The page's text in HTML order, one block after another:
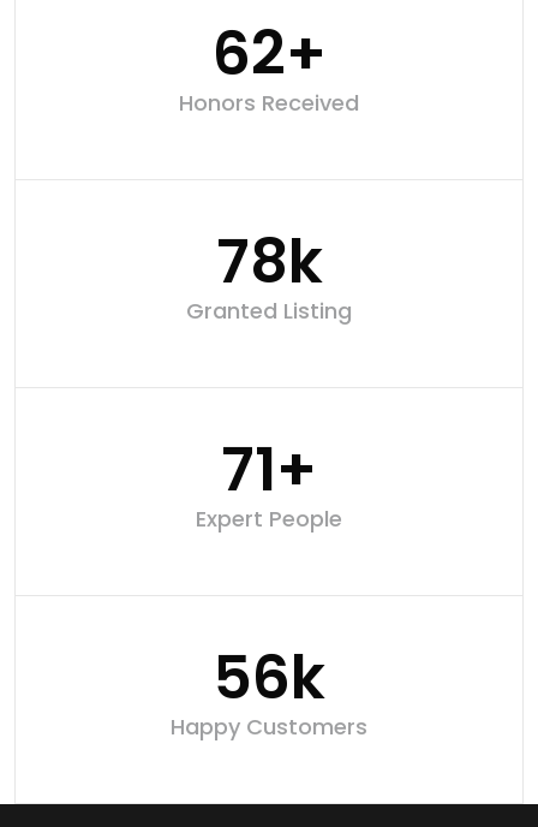
74+
Honors Received
93k
Granted Listing
85+
Expert People
67k
Happy Customers